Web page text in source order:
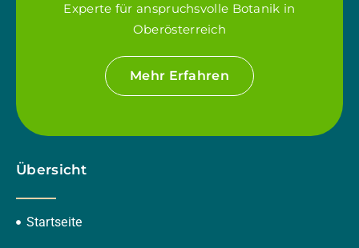
Experte für anspruchsvolle Botanik in
Oberösterreich
Mehr Erfahren
Übersicht
Startseite